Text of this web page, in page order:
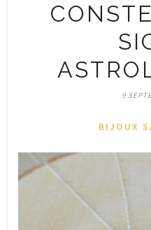
9
BIJOUX